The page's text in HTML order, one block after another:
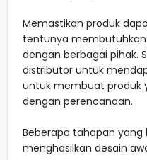
Memastikan produk
tentunya
dengan berbagai pihak.
distributor untuk
untuk membuat produk
dengan perencanaan.
Beberapa tahapan yang
menghasilkan desain